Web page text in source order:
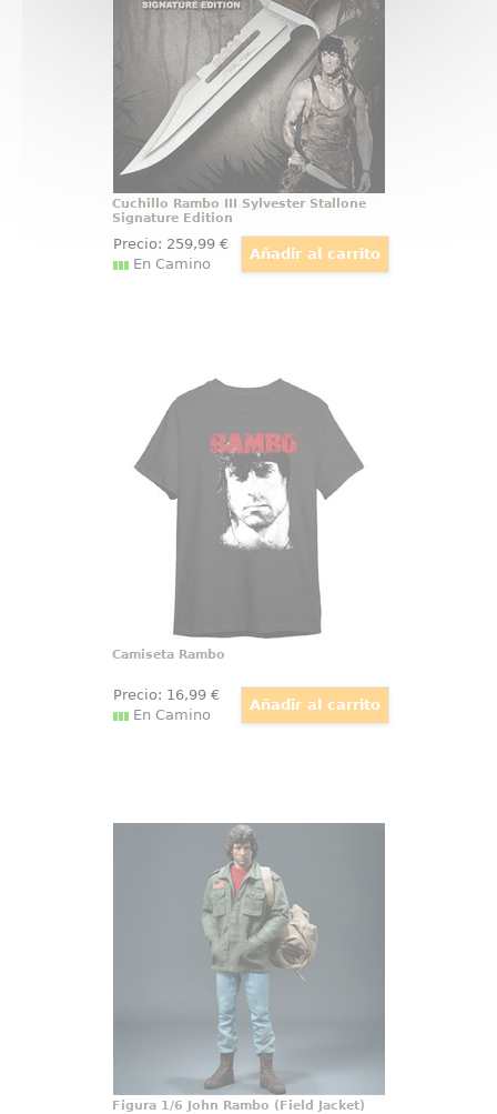
realizado en acero 420.
Cuchillo Rambo III Sylvester Stallone
Signature Edition
Precio: 259,99€
En Camino
Camiseta Rambo
La acción clásica tiene uniforme
propio, y esta camiseta Rambo
adulto lo demuestra con un
diseño contundente y sin rodeos:
retrato en alto contraste en
blanco y negro con el nombre
“RAMBO”
Camiseta Rambo
Precio: 16,99€
En Camino
Figura 1/6 John Rambo (Field Jacket)
Leyenda del cine de acción en tus
manos: Rambo: First Blood –
Figura 1/6 John Rambo (Field
Jacket) 31 cm llega para elevar
cualquier vitrina de
coleccionismo. Esta figura
articulada
Figura 1/6 John Rambo (Field Jacket)